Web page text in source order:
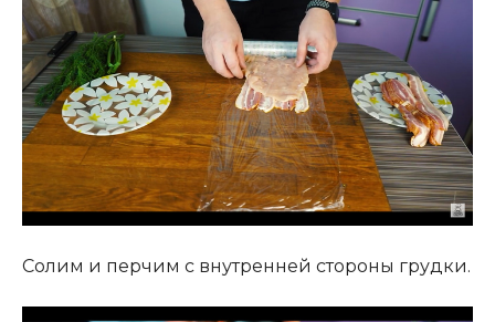
Солим и перчим с внутренней стороны грудки.